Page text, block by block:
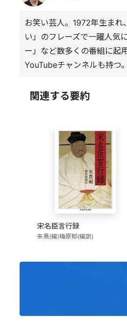
お笑い芸人。1972年生ま
い」のフレーズで一躍人気
ー」など数多くの番組に起
YouTubeチャンネルも持つ
関連する要約
宋名臣言行録
朱熹(編)梅原郁(編訳)